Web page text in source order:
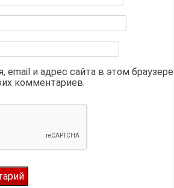
email и адрес сайта в этом браузере
комментариев.